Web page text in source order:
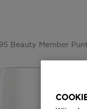
Beauty Member